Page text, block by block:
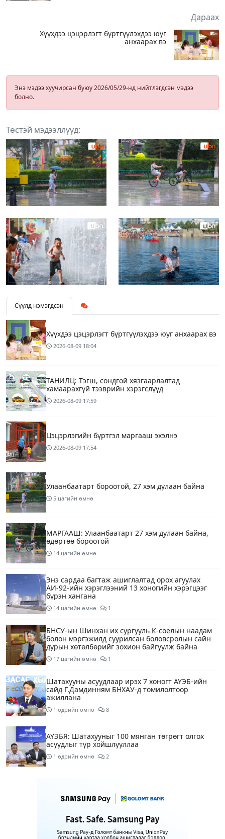
Дараах
Хүүхдээ цэцэрлэгт бүртгүүлэхдээ юуг
анхаарах вэ
Энэ мэдээ хуучирсан буюу 2026/05/29-нд нийтлэгдсэн мэдээ
болно.
Төстэй мэдээллүүд:
Сүүлд нэмэгдсэн
Хүүхдээ цэцэрлэгт бүртгүүлэхдээ юуг анхаарах вэ
2026-08-09 18:04
ТАНИЛЦ: Тэгш, сондгой хязгаарлалтад
хамаарахгүй тээврийн хэрэгслүүд
2026-08-09 17:59
Цэцэрлэгийн бүртгэл маргааш эхэлнэ
2026-08-09 17:54
Улаанбаатарт бороотой, 27 хэм дулаан байна
5 цагийн өмнө
МАРГААШ: Улаанбаатарт 27 хэм дулаан байна,
өдөртөө бороотой
14 цагийн өмнө
Энэ сардаа багтаж ашиглалтад орох агуулах
АИ-92-ийн хэрэглээний 13 хоногийн хэрэгцээг
бүрэн хангана
14 цагийн өмнө 1
БНСУ-ын Шинхан их сургууль К-соёлын наадам
болон мэргэжилд суурилсан боловсролын сайн
дурын хөтөлбөрийг зохион байгуулж байна
17 цагийн өмнө 1
Шатахууны асуудлаар ирэх 7 хоногт АҮЭБ-ийн
сайд Г.Дамдинням БНХАУ-д томилолтоор
ажиллана
1 өдрийн өмнө 8
АҮЭБЯ: Шатахууныг 100 мянган төгрөгт олгох
асуудлыг түр хойшлууллаа
1 өдрийн өмнө 2
автобензинийг агуулахуудад буулгах ажлыг
зохион байгуулж байна
Ерөнхий сайд БНХАУ-аас сар бүр 12-15 мянган